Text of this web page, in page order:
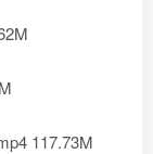
117.73M